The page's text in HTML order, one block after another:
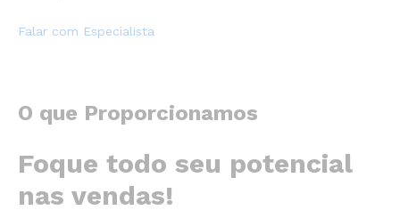
Falar com Especialista
O que Proporcionamos
Foque todo seu potencial
nas vendas!